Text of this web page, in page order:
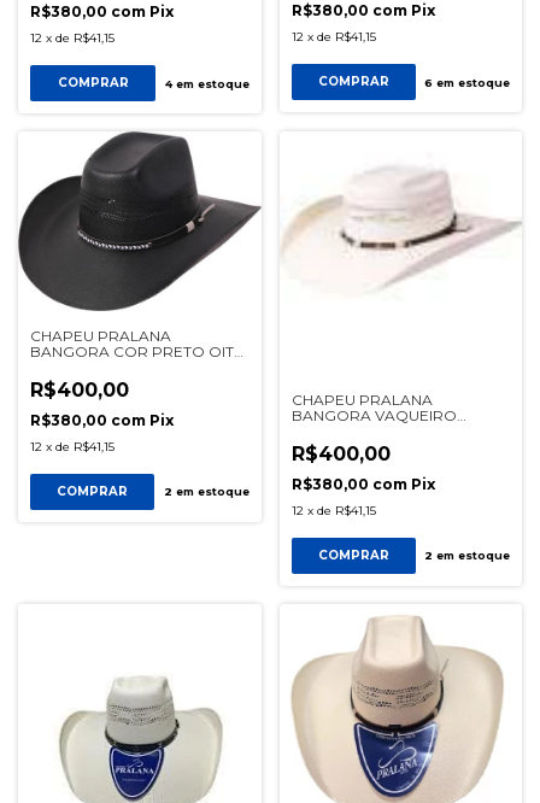
R$380,00 com Pix
12 x de R$41,15
COMPRAR 4em estoque
R$380,00 com Pix
12 x de R$41,15
COMPRAR 6 em estoque
CHAPEU PRALANA
BANGORA COR PRETO OITO
R$400,00
R$380,00 com Pix
12 x de R$41,15
COMPRAR 2 em estoque
CHAPEU PRALANA
BANGORA VAQUEIRO
R$400,00
R$380,00 com Pix
12 x de R$41,15
COMPRAR 2 em estoque